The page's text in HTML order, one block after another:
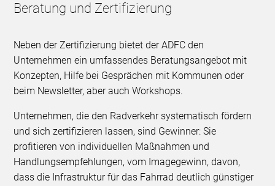
Beratung und Zertifizierung
Neben der Zertifizierung bietet der ADFC den
Unternehmen ein umfassendes Beratungsangebot mit
Konzepten, Hilfe bei Gesprächen mit Kommunen oder
beim Newsletter, aber auch Workshops.
Unternehmen, die den Radverkehr systematisch fördern
und sich zertifizieren lassen, sind Gewinner: Sie
profitieren von individuellen Maßnahmen und
Handlungsempfehlungen, vom Imagegewinn, davon,
dass die Infrastruktur für das Fahrrad deutlich günstiger